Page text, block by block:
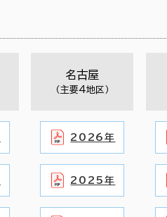
名古屋
（主要4地区）
2026年
2025年